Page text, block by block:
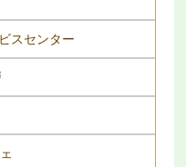
スセンター